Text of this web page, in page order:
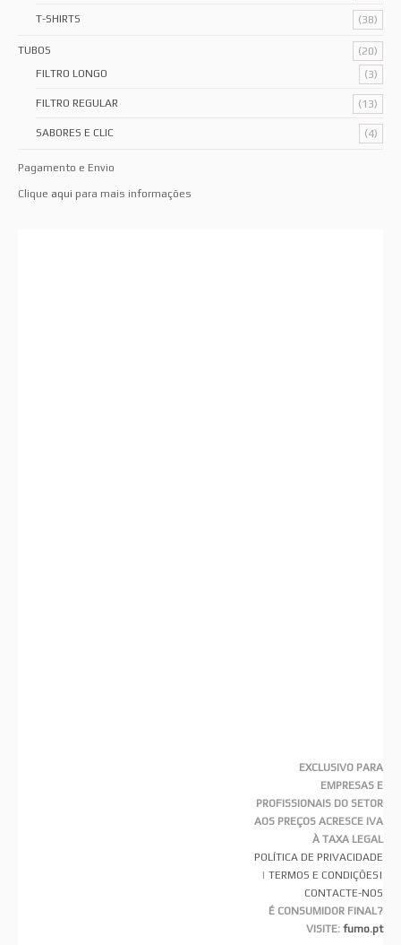
T-SHIRTS (38)
TUBOS
(20)
FILTRO LONGO
(3)
FILTRO REGULAR (13)
SABORES E CLIC (4)
Pagamento e Envio
Clique aqui para mais informações
EXCLUSIVO PARA
EMPRESAS E
PROFISSIONAIS DO SETOR
AOS PREÇOS ACRESCE IVA
À TAXA LEGAL
POLÍTICA DE PRIVACIDADE
| TERMOS E CONDIÇÕES|
CONTACTE-NOS
É CONSUMIDOR FINAL?
VISITE: fumo.pt